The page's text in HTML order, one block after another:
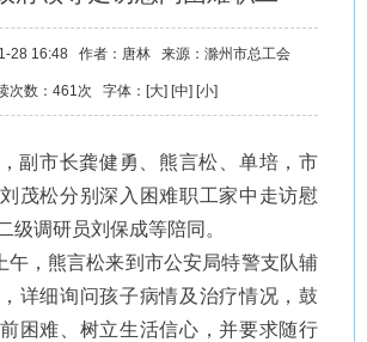
28 16:48 作者： 唐林 来源： 滁州市总工会
次数： 461 次 字体：[大] [中] [小]
市长龚健勇、熊言松、单培，市
茂松分别深入困难职工家中走访慰
级调研员刘保成等陪同。
，熊言松来到市公安局特警支队辅
详细询问孩子病情及治疗情况，鼓
困难、树立生活信心，并要求随行